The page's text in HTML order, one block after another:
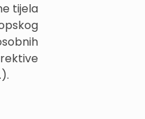
tijela